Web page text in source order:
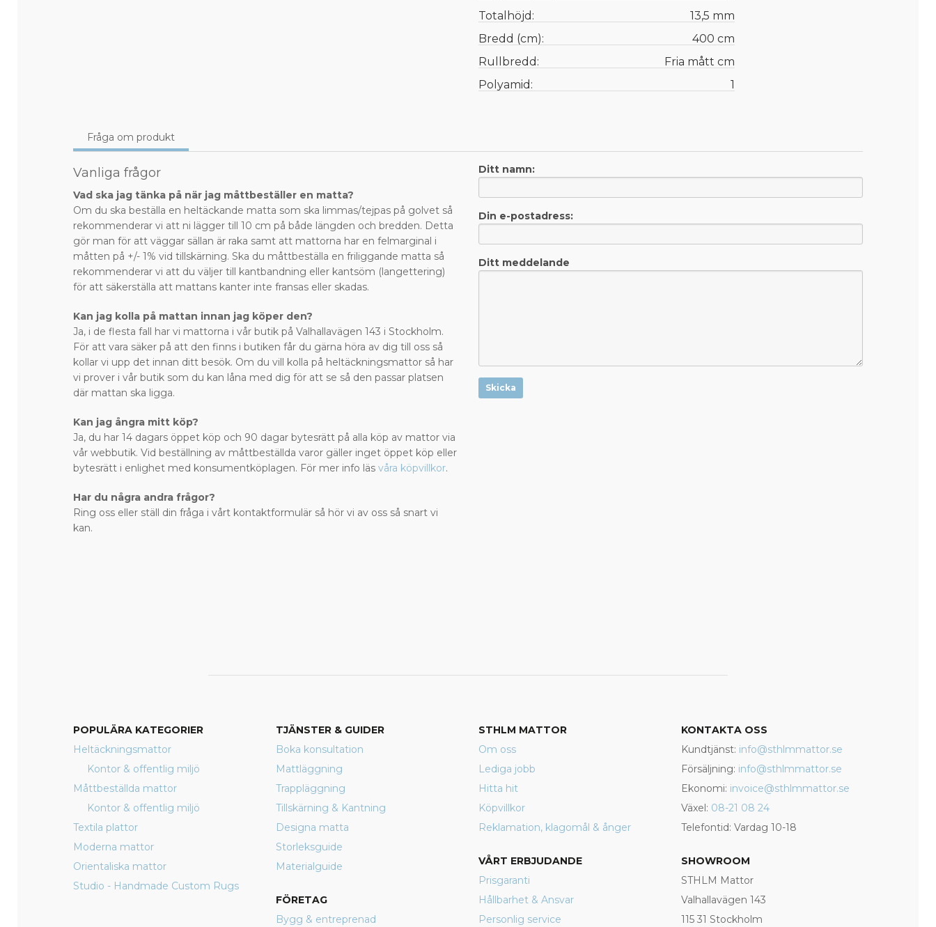
Totalhöjd:
13,5 mm
Bredd (cm):
400 cm
Rullbredd:
Fria mått cm
Polyamid:
1
Fråga om produkt
Vanliga frågor
Vad ska jag tänka på när jag måttbeställer en matta?
Om du ska beställa en heltäckande matta som ska limmas/tejpas på golvet så
rekommenderar vi att ni lägger till 10 cm på både längden och bredden. Detta
gör man för att väggar sällan är raka samt att mattorna har en felmarginal i
måtten på +/- 1% vid tillskärning. Ska du måttbeställa en friliggande matta så
rekommenderar vi att du väljer till kantbandning eller kantsöm (langettering)
för att säkerställa att mattans kanter inte fransas eller skadas.
Kan jag kolla på mattan innan jag köper den?
Ja, i de flesta fall har vi mattorna i vår butik på Valhallavägen 143 i Stockholm.
För att vara säker på att den finns i butiken får du gärna höra av dig till oss så
kollar vi upp det innan ditt besök. Om du vill kolla på heltäckningsmattor så har
vi prover i vår butik som du kan låna med dig för att se så den passar platsen
där mattan ska ligga.
Kan jag ångra mitt köp?
Ja, du har 14 dagars öppet köp och 90 dagar bytesrätt på alla köp av mattor via
vår webbutik. Vid beställning av måttbeställda varor gäller inget öppet köp eller
bytesrätt i enlighet med konsumentköplagen. För mer info läs våra köpvillkor.
Har du några andra frågor?
Ring oss eller ställ din fråga i vårt kontaktformulär så hör vi av oss så snart vi
kan.
Ditt namn:
Din e-postadress:
Ditt meddelande
Skicka
POPULÄRA KATEGORIER
Heltäckningsmattor
Kontor & offentlig miljö
Måttbeställda mattor
Kontor & offentlig miljö
Textila plattor
Moderna mattor
Orientaliska mattor
Studio - Handmade Custom Rugs
TJÄNSTER & GUIDER
Boka konsultation
Mattläggning
Trappläggning
Tillskärning & Kantning
Designa matta
Storleksguide
Materialguide
FÖRETAG
Bygg & entreprenad
STHLM MATTOR
Om oss
Lediga jobb
Hitta hit
Köpvillkor
Reklamation, klagomål & ånger
VÅRT ERBJUDANDE
Prisgaranti
Hållbarhet & Ansvar
Personlig service
KONTAKTA OSS
Kundtjänst: info@sthlmmattor.se
Försäljning: info@sthlmmattor.se
Ekonomi: invoice@sthlmmattor.se
Växel: 08-21 08 24
Telefontid: Vardag 10-18
SHOWROOM
STHLM Mattor
Valhallavägen 143
115 31 Stockholm